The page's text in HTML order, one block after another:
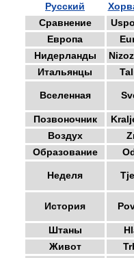
Русский
Сравнение
Европа
Нидерланды
Итальянцы
Вселенная
Позвоночник
Воздух
Образование
Неделя
История
Штаны
Живот